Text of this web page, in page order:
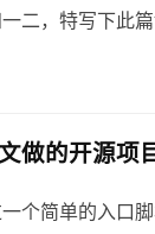
二，特写下此
做的开源项
个简单的入口